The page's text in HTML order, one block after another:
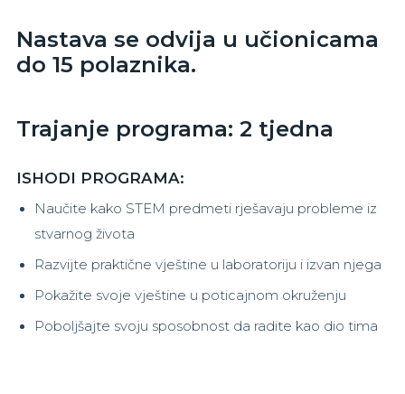
Nastava se odvija u učionicama
do 15 polaznika.
Trajanje programa: 2 tjedna
ISHODI PROGRAMA:
Naučite kako STEM predmeti rješavaju probleme iz
stvarnog života
Razvijte praktične vještine u laboratoriju i izvan njega
Pokažite svoje vještine u poticajnom okruženju
Poboljšajte svoju sposobnost da radite kao dio tima